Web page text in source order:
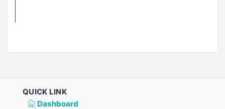
QUICK LINK
Dashboard